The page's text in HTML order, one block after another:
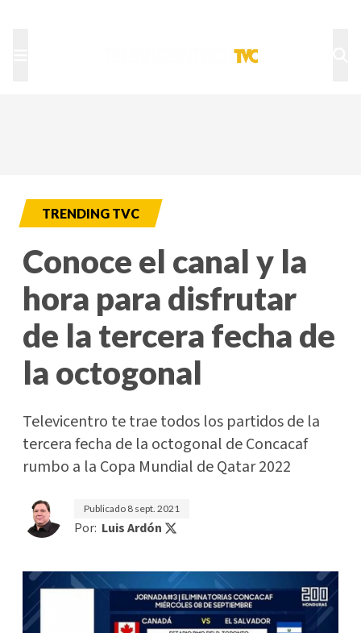
TRENDING TVC
Conoce el canal y la
hora para disfrutar
de la tercera fecha de
la octogonal
Televicentro te trae todos los partidos de la
tercera fecha de la octogonal de Concacaf
rumbo a la Copa Mundial de Qatar 2022
Publicado 8 sept. 2021
Por: Luis Ardón